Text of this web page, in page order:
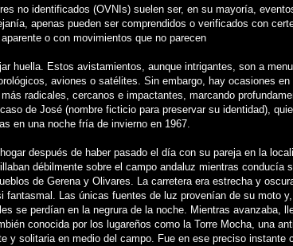
no identificados (OVNIs) suelen ser, en su mayoría,
apenas pueden ser comprendidos o verificados con
o con movimientos que no parecen
huella. Estos avistamientos, aunque intrigantes, son a
aviones o satélites. Sin embargo, hay ocasiones en
radicales, cercanos e impactantes, marcando
de José (nombre ficticio para preservar su identidad),
en una noche fría de invierno en 1967.
después de haber pasado el día con su pareja en la
débilmente sobre el campo andaluz mientras conducía
de Gerena y Olivares. La carretera era estrecha y
fantasmal. Las únicas fuentes de luz provenían de su moto
se perdían en la negrura de la noche. Mientras avanzaba,
conocida por los lugareños como la Torre Mocha, una
y solitaria en medio del campo. Fue en ese preciso instante